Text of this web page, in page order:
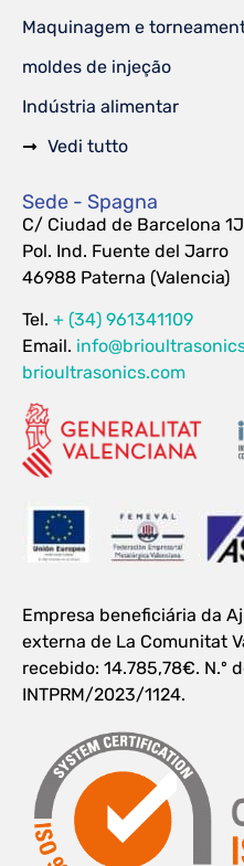
Maquinagem e
moldes de injeção
Indústria alimentar
Vedi tutto
Sede - Spagna
C/ Ciudad de Barcelona 1J
Pol. Ind. Fuente del Jarro
46988 Paterna (Valencia)
Tel. + (34) 961341109
Email.
brioultrasonics.com
Empresa beneficiária da
externa de La Comunitat
recebido: 14.785,78€. N.º
INTPRM/2023/1124.